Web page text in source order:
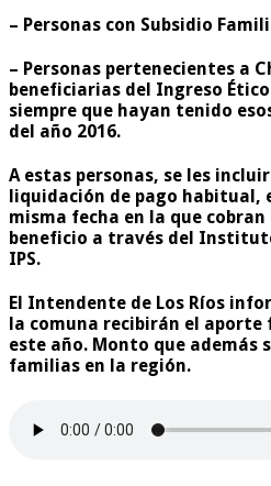
– Personas con Subsidio
– Personas pertenecientes a
beneficiarias del Ingreso
siempre que hayan tenido
del año 2016.
A estas personas, se les
liquidación de pago habitual,
misma fecha en la que
beneficio a través del
IPS.
El Intendente de Los Ríos
la comuna recibirán el
este año. Monto que además
familias en la región.